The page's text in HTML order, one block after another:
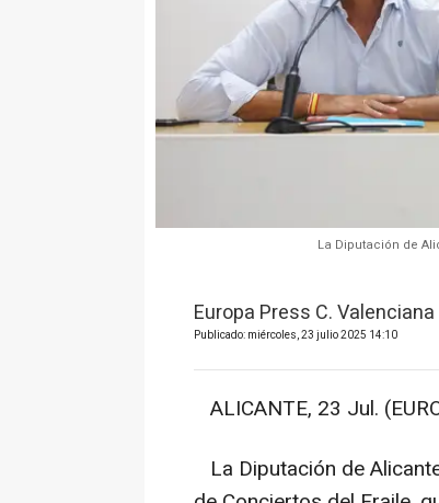
La Diputación de
Europa Press C. Valenciana
Publicado: miércoles, 23 julio 2025 14:10
ALICANTE, 23 Jul.
La Diputación de